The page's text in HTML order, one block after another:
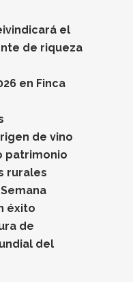
el
de riqueza
en Finca
de vino
patrimonio
rurales
éxito
de
del